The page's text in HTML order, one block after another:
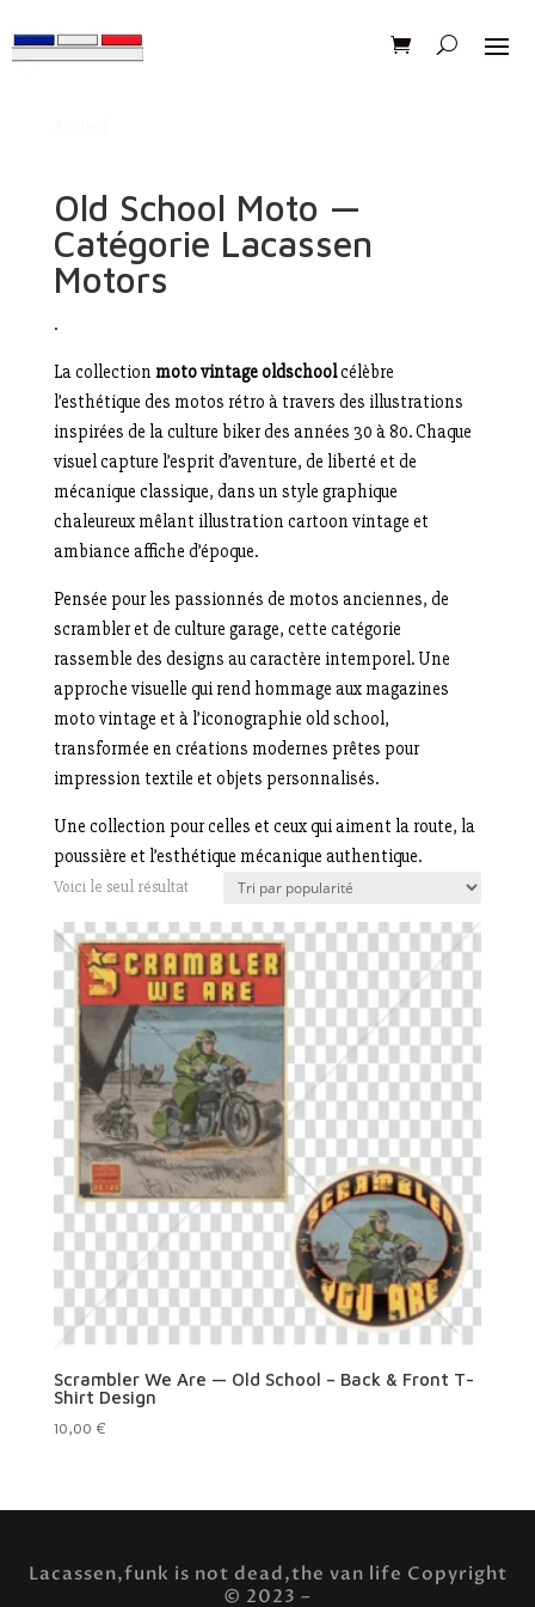
Old School Moto —
Catégorie Lacassen
Motors
.
La collection moto vintage oldschoolcélèbre
l’esthétique des motos rétro à travers des illustrations
inspirées de la culture biker des années 30 à 80. Chaque
visuel capture l’esprit d’aventure, de liberté et de
mécanique classique, dans un style graphique
chaleureux mêlant illustration cartoon vintage et
ambiance affiche d’époque.
Pensée pour les passionnés de motos anciennes, de
scrambler et de culture garage, cette catégorie
rassemble des designs au caractère intemporel. Une
approche visuelle qui rend hommage aux magazines
moto vintage et à l’iconographie old school,
transformée en créations modernes prêtes pour
impression textile et objets personnalisés.
Une collection pour celles et ceux qui aiment la route, la
poussière et l’esthétique mécanique authentique.
Voici le seul résultat
Scrambler We Are — Old School – Back & Front T-
Shirt Design
10,00 €
Lacassen,funk is not dead,the van life Copyright
© 2023 –